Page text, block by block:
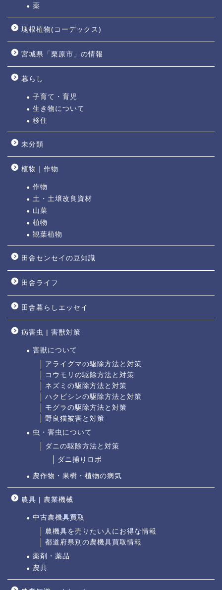
薬
塊根植物(コーデックス)
宮城県「栗原市」の情報
暮らし
子育て・育児
生き物について
移住
未分類
植物｜作物
作物
土・土壌改良資材
山菜
植物
観葉植物
田舎センセイの豆知識
田舎ライフ
田舎暮らしエッセイ
病害虫 | 害獣対策
害獣について
アライグマの駆除方法と対策
コウモリの駆除方法と対策
ネズミの駆除方法と対策
ハクビシンの駆除方法と対策
モグラの駆除方法と対策
野良猫被害と対策
虫・害虫について
ダニの駆除方法と対策
ダニ捕りロボ
農作物・果樹・植物の病気
農具 | 農業機械
中古農機具買取
農機具を売りたい人にお得な情報
都道府県別の農機具買取情報
薬剤・薬品
農具